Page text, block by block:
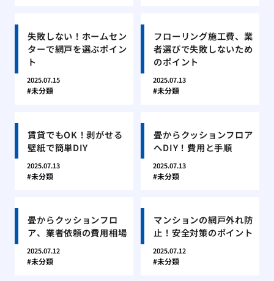
失敗しない！ホームセン
ターで網戸を選ぶポイン
ト
2025.07.15
未分類
フローリング施工費、業
者選びで失敗しないため
のポイント
2025.07.13
未分類
賃貸でもOK！剥がせる
壁紙で簡単DIY
2025.07.13
未分類
畳からクッションフロア
へDIY！費用と手順
2025.07.13
未分類
畳からクッションフロ
ア、業者依頼の費用相場
2025.07.12
未分類
マンションの網戸外れ防
止！安全対策のポイント
2025.07.12
未分類